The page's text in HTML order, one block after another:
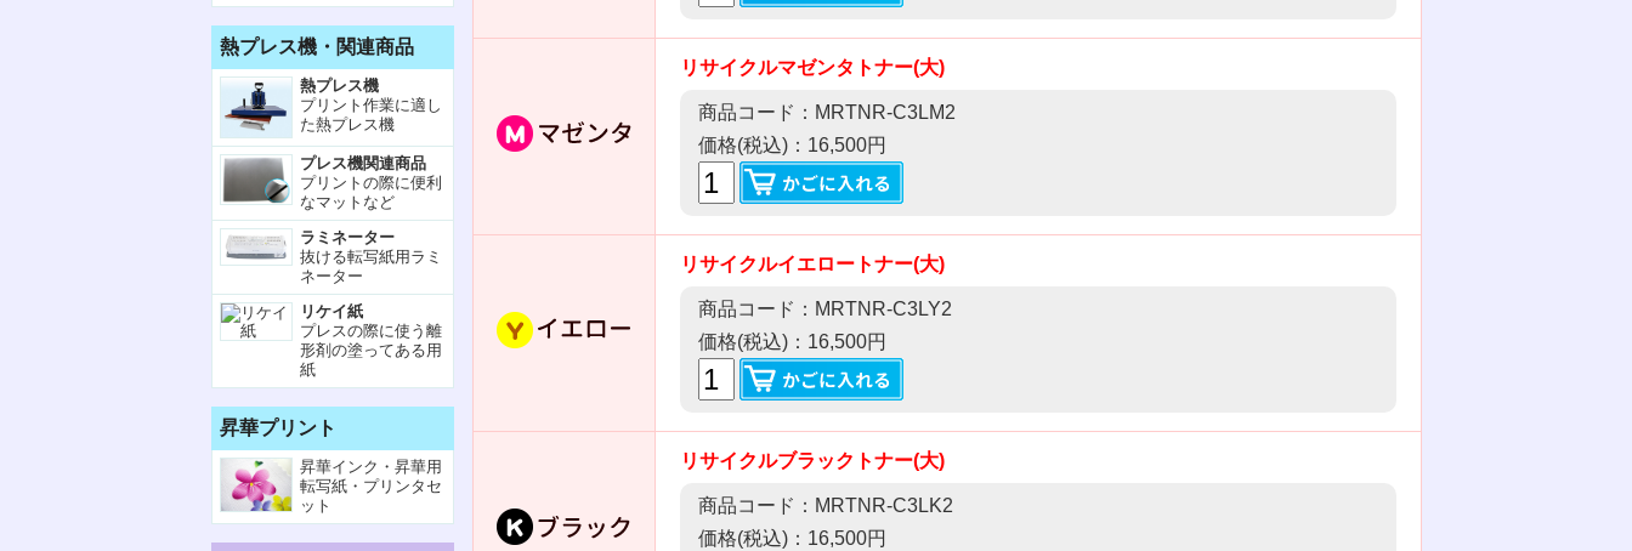
リサイクルマゼンタトナー(大)
商品コード：MRTNR-C3LM2
価格(税込)：16,500円
リサイクルイエロートナー(大)
商品コード：MRTNR-C3LY2
価格(税込)：16,500円
リサイクルブラックトナー(大)
商品コード：MRTNR-C3LK2
価格(税込)：16,500円
熱プレス機・関連商品
熱プレス機
プリント作業に適し
た熱プレス機
プレス機関連商品
プリントの際に便利
なマットなど
ラミネーター
抜ける転写紙用ラミ
ネーター
リケイ紙
プレスの際に使う離
形剤の塗ってある用
紙
昇華プリント
昇華インク・昇華用
転写紙・プリンタセ
ット